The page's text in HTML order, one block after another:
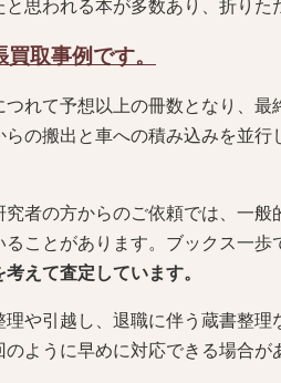
思われる本が多数あり、折りた
取事例です。
つれて予想以上の冊数となり、最
らの搬出と車への積み込みを並
究者の方からのご依頼では、一
ることがあります。ブックス一
えて査定しています。
理や引越し、退職に伴う蔵書整
のように早めに対応できる場合が